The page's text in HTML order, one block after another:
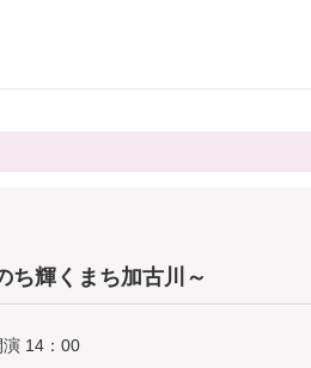
ち輝くまち加古川～
演 14：00